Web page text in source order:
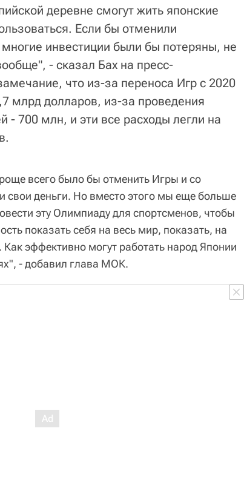
деревне смогут жить японские
Если бы отменили
инвестиции были бы потеряны, не
- сказал Бах на пресс-
что из-за переноса Игр с 2020
млрд долларов, из-за проведения
- 700 млн, и эти все расходы легли на
всего было бы отменить Игры и со
свои деньги. Но вместо этого мы еще больше
эту Олимпиаду для спортсменов, чтобы
показать себя на весь мир, показать, на
эффективно могут работать народ Японии
- добавил глава МОК.